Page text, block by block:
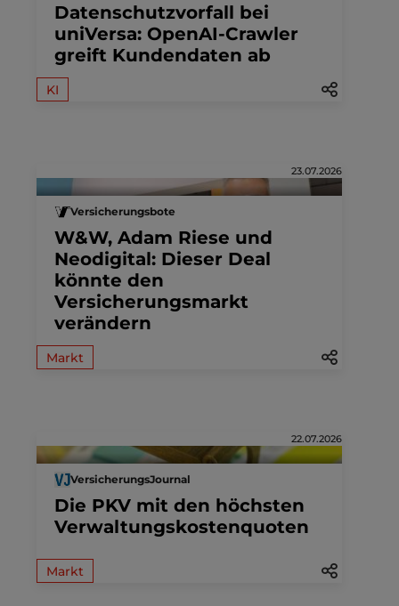
Datenschutzvorfall bei
uniVersa: OpenAI-Crawler
greift Kundendaten ab
KI
23.07.2026
Versicherungsbote
W&W, Adam Riese und
Neodigital: Dieser Deal
könnte den
Versicherungsmarkt
verändern
Markt
22.07.2026
VersicherungsJournal
Die PKV mit den höchsten
Verwaltungskostenquoten
Markt